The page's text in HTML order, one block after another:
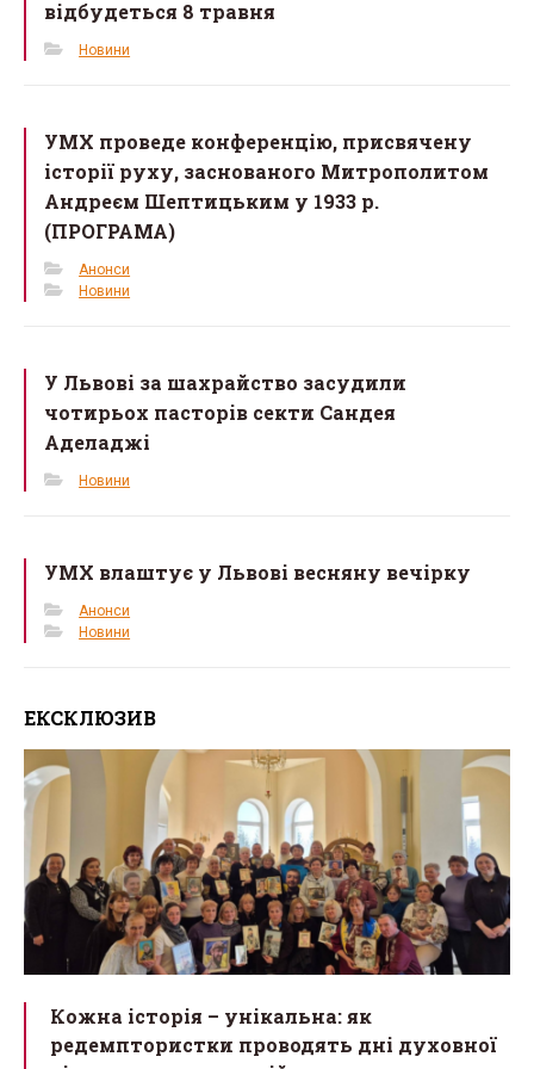
відбудеться 8 травня
Новини
УМХ проведе конференцію, присвячену
історії руху, заснованого Митрополитом
Андреєм Шептицьким у 1933 р.
(ПРОГРАМА)
Анонси
Новини
У Львові за шахрайство засудили
чотирьох пасторів секти Сандея
Аделаджі
Новини
УМХ влаштує у Львові весняну вечірку
Анонси
Новини
ЕКСКЛЮЗИВ
Кожна історія – унікальна: як
редемптористки проводять дні духовної